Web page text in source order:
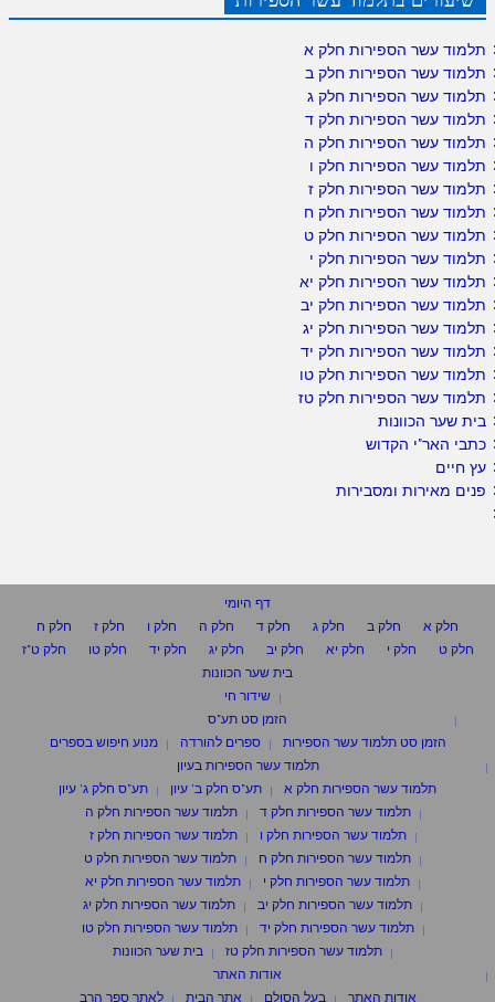
תלמוד עשר הספירות חלק א
תלמוד עשר הספירות חלק ב
תלמוד עשר הספירות חלק ג
תלמוד עשר הספירות חלק ד
תלמוד עשר הספירות חלק ה
תלמוד עשר הספירות חלק ו
תלמוד עשר הספירות חלק ז
תלמוד עשר הספירות חלק ח
תלמוד עשר הספירות חלק ט
תלמוד עשר הספירות חלק י
תלמוד עשר הספירות חלק יא
תלמוד עשר הספירות חלק יב
תלמוד עשר הספירות חלק יג
תלמוד עשר הספירות חלק יד
תלמוד עשר הספירות חלק טו
תלמוד עשר הספירות חלק טז
בית שער הכוונות
כתבי האר"י הקדוש
עץ חיים
פנים מאירות ומסבירות
דף היומי
חלק א
חלק ב חלק ג חלק ד חלק ה חלק ו חלק ז
חלק ח
חלק ט
חלק י חלק יא חלק יב חלק יג חלק יד חלק טו
חלק ט"ז
בית שער הכוונות
שידור חי
הזמן סט תע"ס
הזמן סט תלמוד עשר הספירות
ספרים להורדה
מנוע חיפוש בספרים
תלמוד עשר הספירות בעיון
תלמוד עשר הספירות חלק א
תע"ס חלק ב' עיון
תע"ס חלק ג' עיון
תלמוד עשר הספירות חלק ד
תלמוד עשר הספירות חלק ה
תלמוד עשר הספירות חלק ו
תלמוד עשר הספירות חלק ז
תלמוד עשר הספירות חלק ח
תלמוד עשר הספירות חלק ט
תלמוד עשר הספירות חלק י
תלמוד עשר הספירות חלק יא
תלמוד עשר הספירות חלק יב
תלמוד עשר הספירות חלק יג
תלמוד עשר הספירות חלק יד
תלמוד עשר הספירות חלק טו
תלמוד עשר הספירות חלק טז
בית שער הכוונות
אודות האתר
אודות האתר
בעל הסולם אתר הבית לאתר ספר הרב